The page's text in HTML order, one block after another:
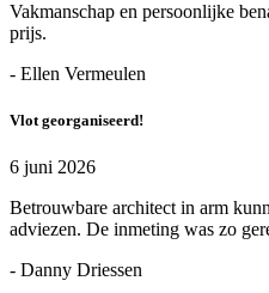
Vakmanschap en persoonlijke
prijs.
- Ellen Vermeulen
Vlot georganiseerd!
6 juni 2026
Betrouwbare architect in arm
adviezen. De inmeting was zo
- Danny Driessen